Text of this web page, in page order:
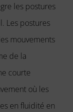
les postures
Les postures
mouvements
de la
courte
où les
en fluidité en